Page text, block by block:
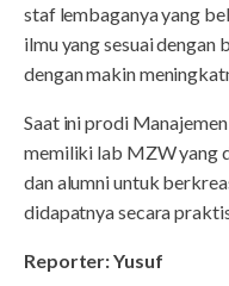
staf lembaganya yang
ilmu yang sesuai dengan
dengan makin
Saat ini prodi
memiliki lab MZW yang
dan alumni untuk
didapatnya secara
Reporter: Yusuf